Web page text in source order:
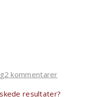
2 kommentarer
resultater?